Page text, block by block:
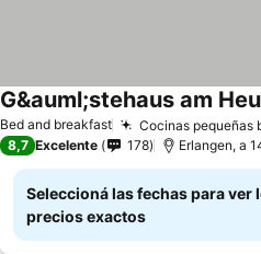
Bed and breakfast Cocinas pequeñas
G&auml;stehaus am
8,7 Excelente 178 Erlangen, a
Seleccioná las fechas para ver
precios exactos